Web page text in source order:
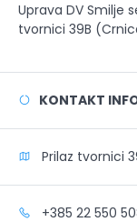
Uprava DV Smilje
tvornici 39B
KONTAKT
Prilaz tvornici
+385 22 550